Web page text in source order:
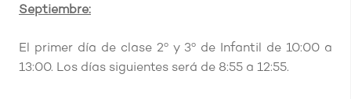
Septiembre:
El primer día de clase 2º y 3º de Infantil de 10:00 a
13:00. Los días siguientes será de 8:55 a 12:55.